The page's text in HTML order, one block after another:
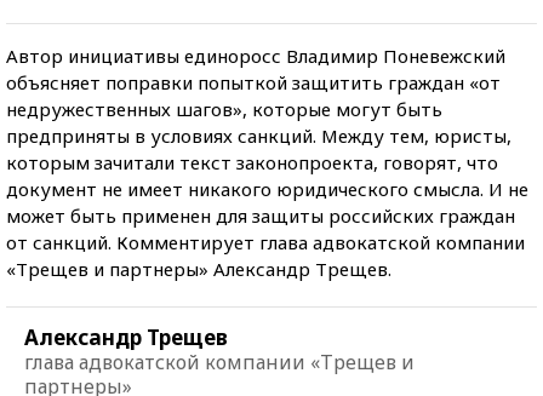
Автор инициативы единоросс Владимир Поневежский
объясняет поправки попыткой защитить граждан «от
недружественных шагов», которые могут быть
предприняты в условиях санкций. Между тем, юристы,
которым зачитали текст законопроекта, говорят, что
документ не имеет никакого юридического смысла. И не
может быть применен для защиты российских граждан
от санкций. Комментирует глава адвокатской компании
«Трещев и партнеры» Александр Трещев.
Александр Трещев
глава адвокатской компании «Трещев и
партнеры»